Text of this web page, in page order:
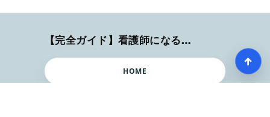
【完全ガイド】看護師になるまでのステップ＆スケジュール
HOME
↑